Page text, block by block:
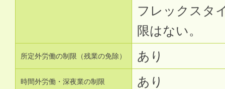
フレックスタ
限はない。
所定外労働の制限（残業の免除） あり
時間外労働・深夜業の制限 あり